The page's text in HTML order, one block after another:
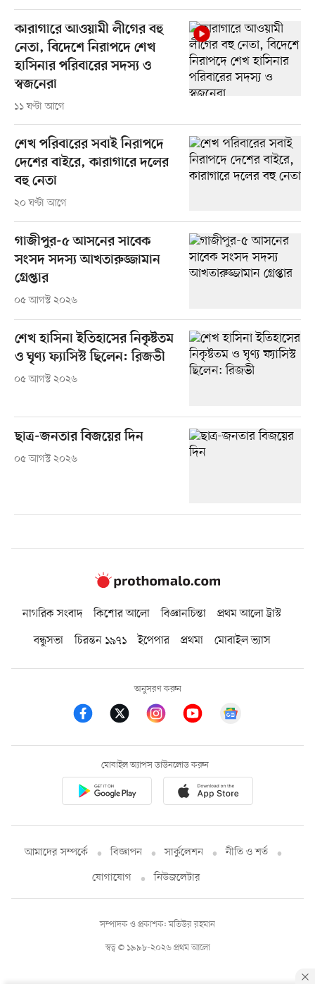
কারাগারে আওয়ামী লীগের বহু
নেতা, বিদেশে নিরাপদে শেখ
হাসিনার পরিবারের সদস্য ও
স্বজনেরা
১১ ঘণ্টা আগে
শেখ পরিবারের সবাই নিরাপদে
দেশের বাইরে, কারাগারে দলের
বহু নেতা
২০ ঘণ্টা আগে
গাজীপুর-৫ আসনের সাবেক
সংসদ সদস্য আখতারুজ্জামান
গ্রেপ্তার
০৫ আগস্ট ২০২৬
শেখ হাসিনা ইতিহাসের নিকৃষ্টতম
ও ঘৃণ্য ফ্যাসিস্ট ছিলেন: রিজভী
০৫ আগস্ট ২০২৬
ছাত্র-জনতার বিজয়ের দিন
০৫ আগস্ট ২০২৬
নাগরিক সংবাদ কিশোর আলো বিজ্ঞানচিন্তা
প্রথম আলো ট্রাস্ট
বন্ধুসভা
চিরন্তন ১৯৭১ ইপেপার প্রথমা মোবাইল ভ্যাস
অনুসরণ করুন
মোবাইল অ্যাপস ডাউনলোড করুন
আমাদের সম্পর্কে বিজ্ঞাপন সার্কুলেশন
নীতি ও শর্ত
যোগাযোগ
নিউজলেটার
স্বত্ব © ১৯৯৮-২০২৬ প্রথম আলো
সম্পাদক ও প্রকাশক: মতিউর রহমান